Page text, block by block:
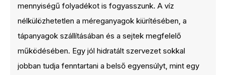
mennyiségű folyadékot is fogyasszunk. A víz
nélkülözhetetlen a méreganyagok kiürítésében, a
tápanyagok szállításában és a sejtek megfelelő
működésében. Egy jól hidratált szervezet sokkal
jobban tudja fenntartani a belső egyensúlyt, mint egy